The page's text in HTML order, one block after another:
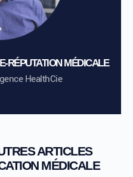
RÉPUTATION MÉDICALE
HealthCie
ARTICLES
MÉDICALE